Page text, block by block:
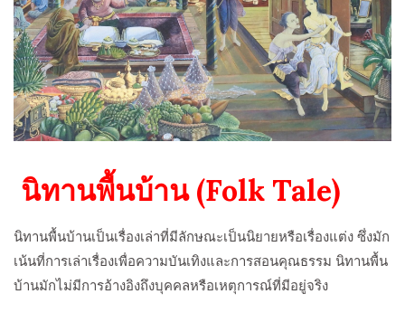
นิทานพื้นบ้าน (Folk Tale)
นิทานพื้นบ้านเป็นเรื่องเล่าที่มีลักษณะเป็นนิยายหรือเรื่องแต่ง ซึ่งมัก
เน้นที่การเล่าเรื่องเพื่อความบันเทิงและการสอนคุณธรรม นิทานพื้น
บ้านมักไม่มีการอ้างอิงถึงบุคคลหรือเหตุการณ์ที่มีอยู่จริง